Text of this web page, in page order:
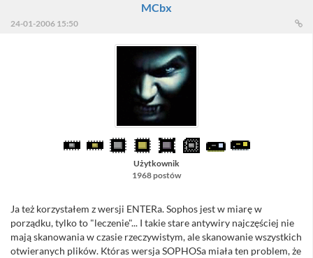
MCbx
24-01-2006 15:50
Użytkownik
1968 postów
Ja też korzystałem z wersji ENTERa. Sophos jest w miarę w
porządku, tylko to "leczenie"... I takie stare antywiry najczęściej nie
mają skanowania w czasie rzeczywistym, ale skanowanie wszystkich
otwieranych plików. Któras wersja SOPHOSa miała ten problem, że